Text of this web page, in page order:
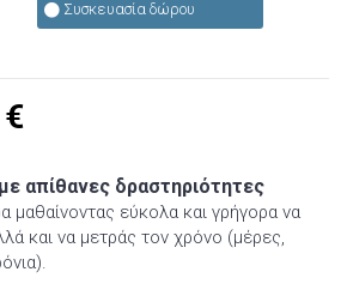
Συσκευασία δώρου
€
απίθανες δραστηριότητες
μαθαίνοντας εύκολα και γρήγορα να
και να μετράς τον χρόνο (μέρες,